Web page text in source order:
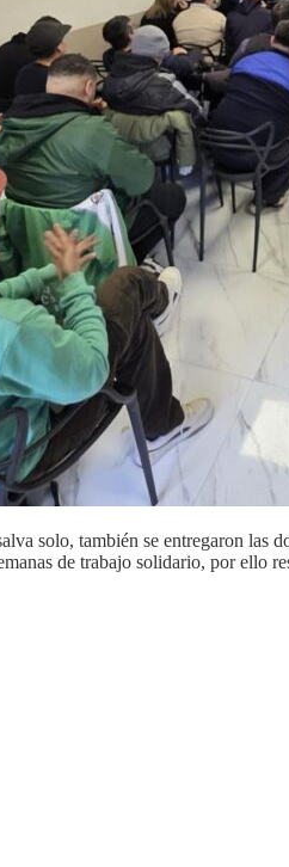
solo, también se entregaron las
de trabajo solidario, por ello